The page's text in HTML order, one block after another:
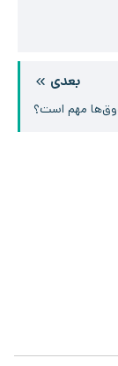
بعدی
مهم است؟